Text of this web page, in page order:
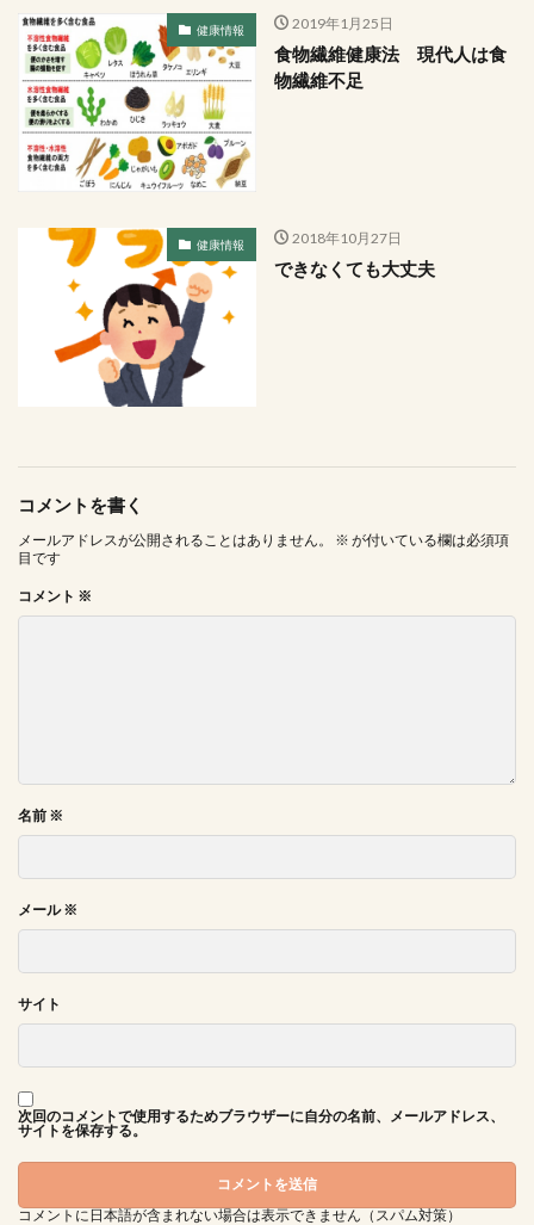
健康情報 2019年1月25日
食物繊維健康法 現代人は食
物繊維不足
健康情報 2018年10月27日
できなくても大丈夫
コメントを書く
メールアドレスが公開されることはありません。 ※ が付いている欄は必須項
目です
コメント ※
名前 ※
メール※
サイト
次回のコメントで使用するためブラウザーに自分の名前、メールアドレス、
サイトを保存する。
コメントに日本語が含まれない場合は表示できません（スパム対策）